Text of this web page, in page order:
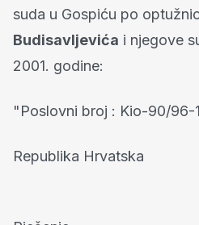
suda u Gospiću po
Budisavljevića i njegove
2001. godine:
"Poslovni broj : Kio-90/96-
Republika Hrvatska